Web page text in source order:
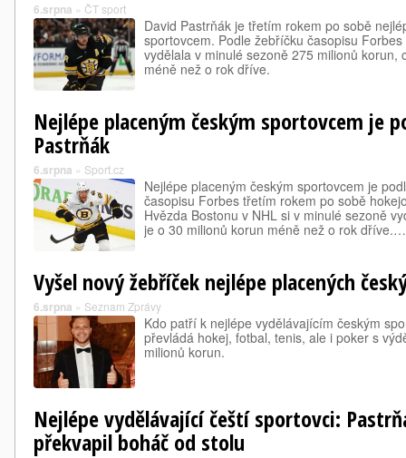
6.srpna » ČT sport
David Pastrňák je třetím rokem po sobě
sportovcem. Podle žebříčku časopisu
vydělala v minulé sezoně 275 milionů korun,
méně než o rok dříve.
Nejlépe placeným českým sportovcem je
Pastrňák
6.srpna » Sport.cz
Nejlépe placeným českým sportovcem je
časopisu Forbes třetím rokem po sobě
Hvězda Bostonu v NHL si v minulé sezoně
je o 30 milionů korun méně než o rok dříve.…
Vyšel nový žebříček nejlépe placených
6.srpna » Seznam Zprávy
Kdo patří k nejlépe vydělávajícím českým
převládá hokej, fotbal, tenis, ale i poker s
milionů korun.
Nejlépe vydělávající čeští sportovci:
překvapil boháč od stolu